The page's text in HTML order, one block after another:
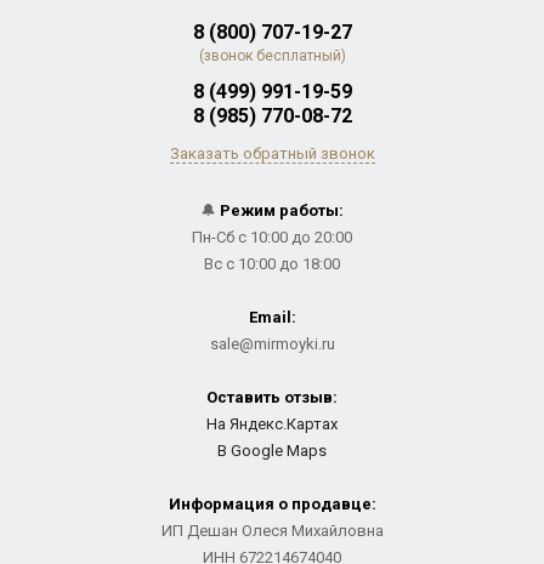
8 (800) 707-19-27
(звонок бесплатный)
8 (499) 991-19-59
8 (985) 770-08-72
Заказать обратный звонок
🔔 Режим работы:
Пн-Сб с 10:00 до 20:00
Вс с 10:00 до 18:00
Email:
sale@mirmoyki.ru
Оставить отзыв:
На Яндекс.Картах
В Google Maps
Информация о продавце:
ИП Дешан Олеся Михайловна
ИНН 672214674040